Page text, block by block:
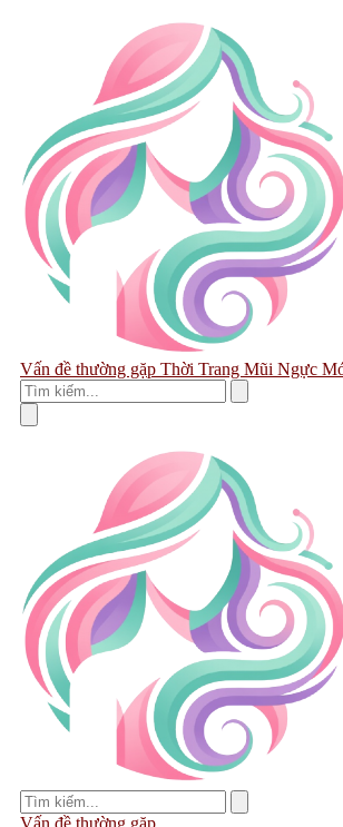
Vấn đề thường gặp Thời Trang Mũi Ngực
Vấn đề thường gặp